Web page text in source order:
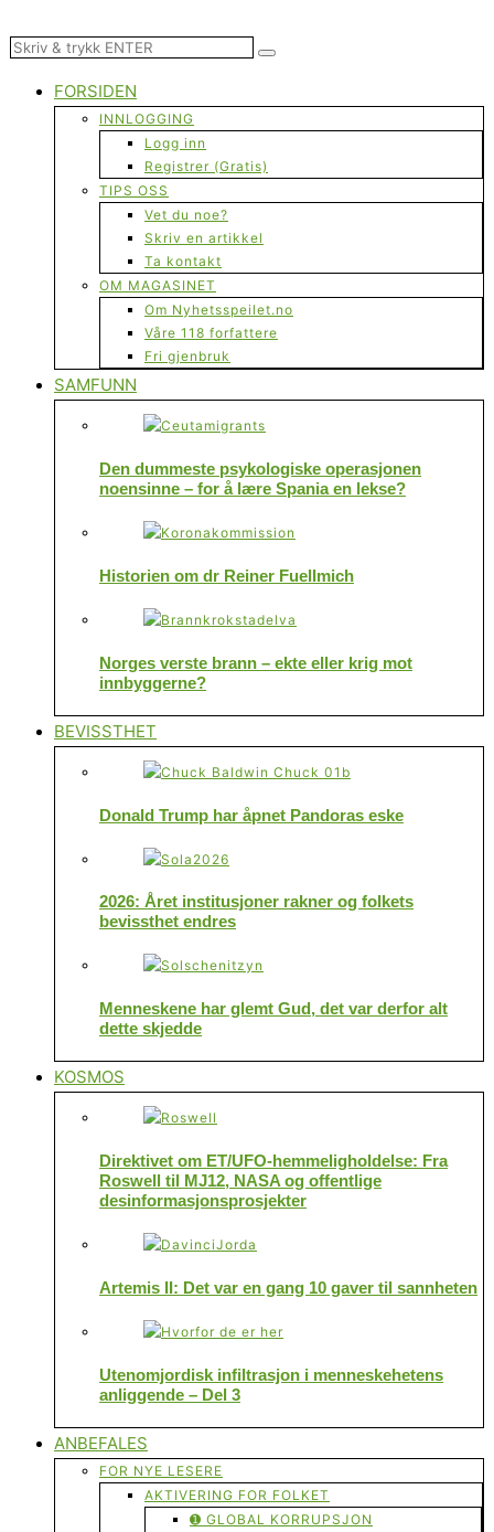
FORSIDEN
INNLOGGING
Logg inn
Registrer (Gratis)
TIPS OSS
Vet du noe?
Skriv en artikkel
Ta kontakt
OM MAGASINET
Om Nyhetsspeilet.no
Våre 118 forfattere
Fri gjenbruk
SAMFUNN
Den dummeste psykologiske operasjonen
noensinne – for å lære Spania en lekse?
Historien om dr Reiner Fuellmich
Norges verste brann – ekte eller krig mot
innbyggerne?
BEVISSTHET
Donald Trump har åpnet Pandoras eske
2026: Året institusjoner rakner og folkets
bevissthet endres
Menneskene har glemt Gud, det var derfor alt
dette skjedde
KOSMOS
Direktivet om ET/UFO-hemmeligholdelse: Fra
Roswell til MJ12, NASA og offentlige
desinformasjonsprosjekter
Artemis II: Det var en gang 10 gaver til sannheten
Utenomjordisk infiltrasjon i menneskehetens
anliggende – Del 3
ANBEFALES
FOR NYE LESERE
AKTIVERING FOR FOLKET
➊ GLOBAL KORRUPSJON